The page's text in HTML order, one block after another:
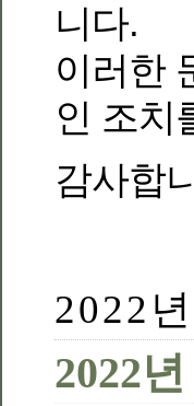
니다.
이러한
인 조치
감사합
2022
2022